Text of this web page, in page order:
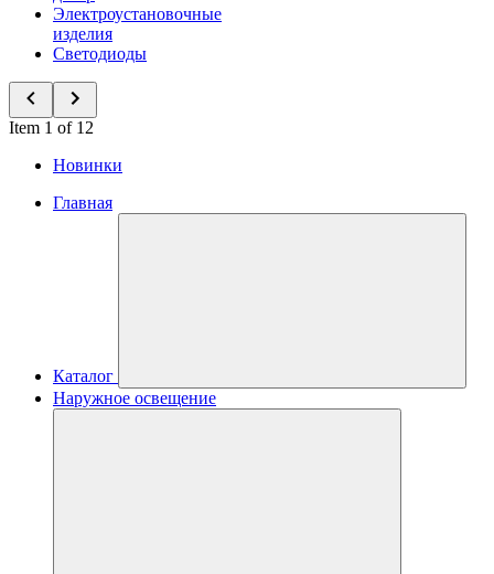
Электроустановочные
изделия
Светодиоды
Item 1 of 12
Новинки
Главная
Каталог
Наружное освещение